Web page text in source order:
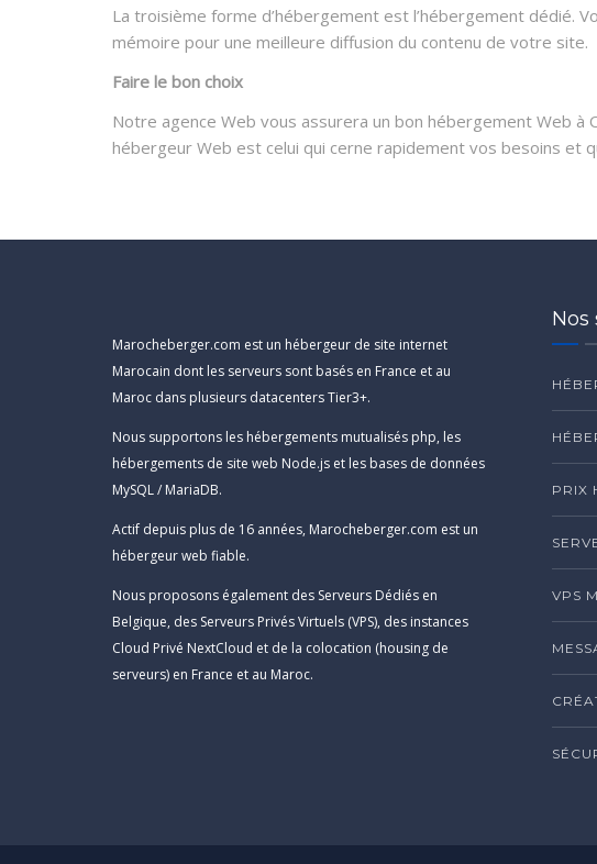
La troisième forme d’hébergement est l’hébergement dédié.
mémoire pour une meilleure diffusion du contenu de votre site.
Faire le bon choix
Notre agence Web vous assurera un bon hébergement Web
hébergeur Web est celui qui cerne rapidement vos besoins et
Marocheberger.com est un hébergeur de site internet
Marocain dont les serveurs sont basés en France et au
Maroc dans plusieurs datacenters Tier3+.
Nous supportons les hébergements mutualisés php, les
hébergements de site web Node.js et les bases de données
MySQL / MariaDB.
Actif depuis plus de 16 années, Marocheberger.com est un
hébergeur web fiable.
Nous proposons également des Serveurs Dédiés en
Belgique, des Serveurs Privés Virtuels (VPS), des instances
Cloud Privé NextCloud et de la colocation (housing de
serveurs) en France et au Maroc.
Nos
PRIX
VPS